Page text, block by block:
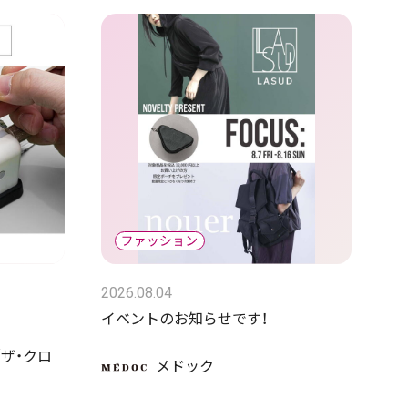
・クロ
2026.08.04
イベントのお知らせです！
メドック